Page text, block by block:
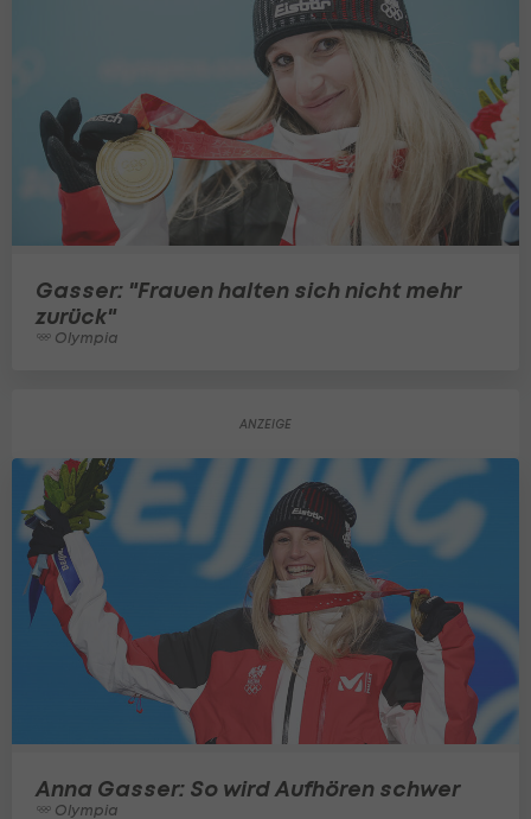
Gasser: "Frauen halten sich nicht mehr
zurück"
Olympia
Anna Gasser: So wird Aufhören schwer
Olympia